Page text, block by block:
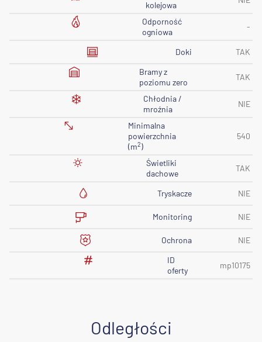
kolejowa
Odporność
ogniowa
-
Doki
TAK
Bramy z
poziomu zero
TAK
Chłodnia /
mroźnia
NIE
Minimalna
powierzchnia
(m2)
540
Świetliki
dachowe
TAK
Tryskacze NIE
Monitoring NIE
Ochrona
NIE
ID
oferty
mp10175
Odległości